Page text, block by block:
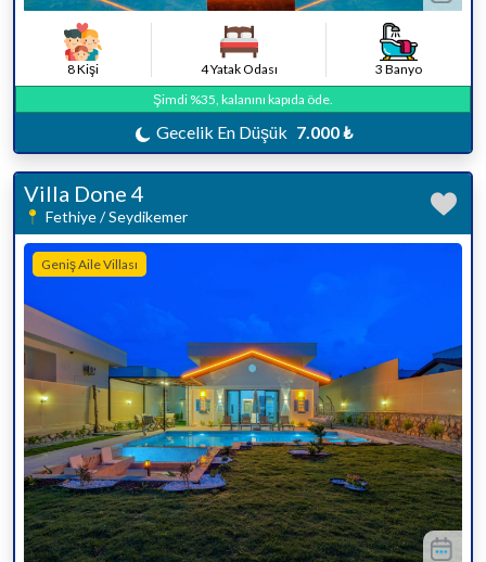
8 Kişi 4 Yatak Odası
3 Banyo
Şimdi %35, kalanını kapıda öde.
Gecelik En Düşük 7.000 ₺
Villa Done 4
Fethiye / Seydikemer
Geniş Aile Villası